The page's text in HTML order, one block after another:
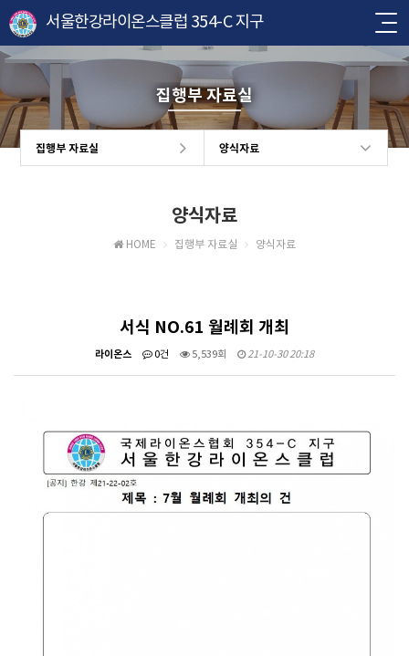
서울한강라이온스클럽 354-C 지구
집행부 자료실
집행부 자료실 양식자료
양식자료
HOME 집행부 자료실 양식자료
서식 NO.61 월례회 개최
라이온스 0건 5,539회 21-10-30 20:18